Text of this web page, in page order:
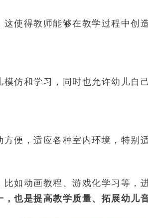
使得教师能够在教学过程中创
仿和学习，同时也允许幼儿自
便，适应各种室内环境，特别
如动画教程、游戏化学习等，
也是提高教学质量、拓展幼儿